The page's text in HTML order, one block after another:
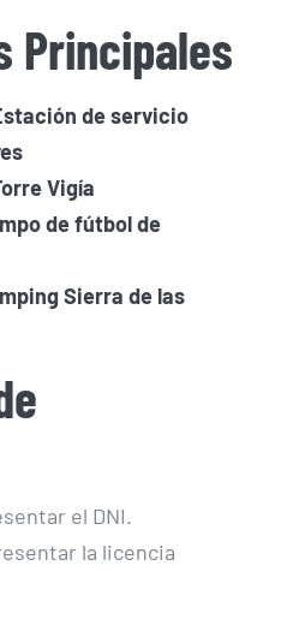
Principales
de servicio
Vigía
de fútbol de
Sierra de las
el DNI.
la licencia